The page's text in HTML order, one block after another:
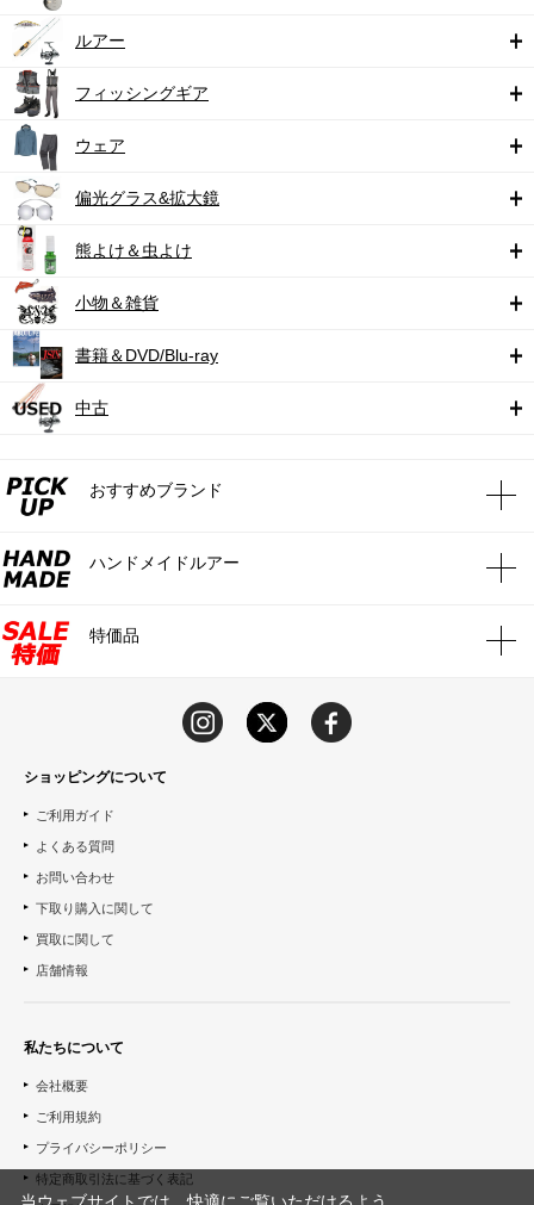
ルアー
フィッシングギア
ウェア
偏光グラス&拡大鏡
熊よけ＆虫よけ
小物＆雑貨
書籍＆DVD/Blu-ray
中古
おすすめブランド
ハンドメイドルアー
特価品
ショッピングについて
ご利用ガイド
よくある質問
お問い合わせ
下取り購入に関して
買取に関して
店舗情報
私たちについて
会社概要
ご利用規約
プライバシーポリシー
特定商取引法に基づく表記